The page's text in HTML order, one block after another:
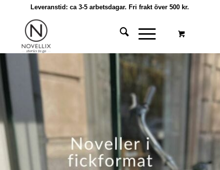
Leveranstid: ca 3-5 arbetsdagar. Fri frakt över 500 kr.